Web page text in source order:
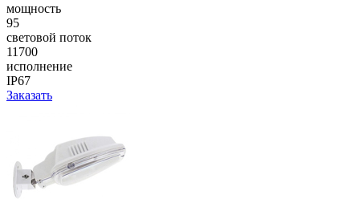
мощность
95
световой поток
11700
исполнение
IP67
Заказать